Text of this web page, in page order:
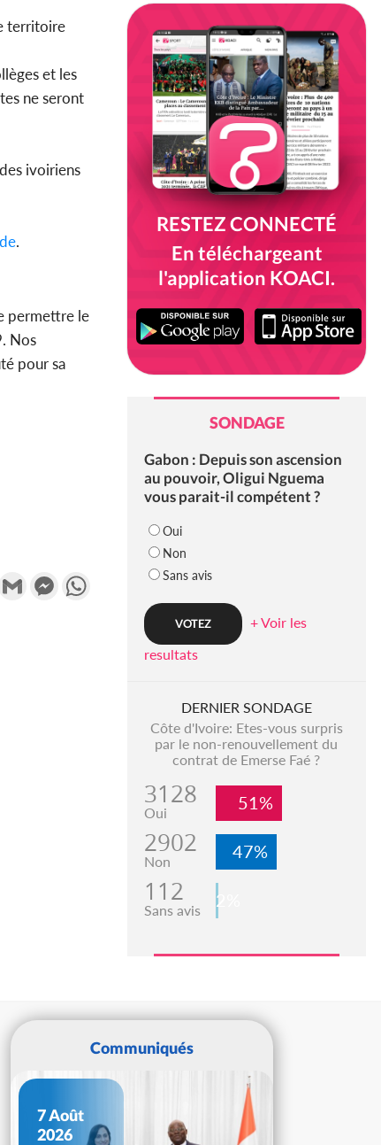
territoire
et les
ne seront
ivoiriens
.
permettre le
Nos
pour sa
Email Gmail MessengerWhatsApp
RESTEZ CONNECTÉ
En téléchargeant
l'application KOACI.
SONDAGE
Gabon : Depuis son ascension
au pouvoir, Oligui Nguema
vous parait-il compétent ?
Oui
Non
Sans avis
+ Voir les
resultats
DERNIER SONDAGE
Côte d'Ivoire: Etes-vous surpris
par le non-renouvellement du
contrat de Emerse Faé ?
3128
Oui 51%
2902
Non 47%
112
Sans avis 2%
Communiqués
7 Août
2026